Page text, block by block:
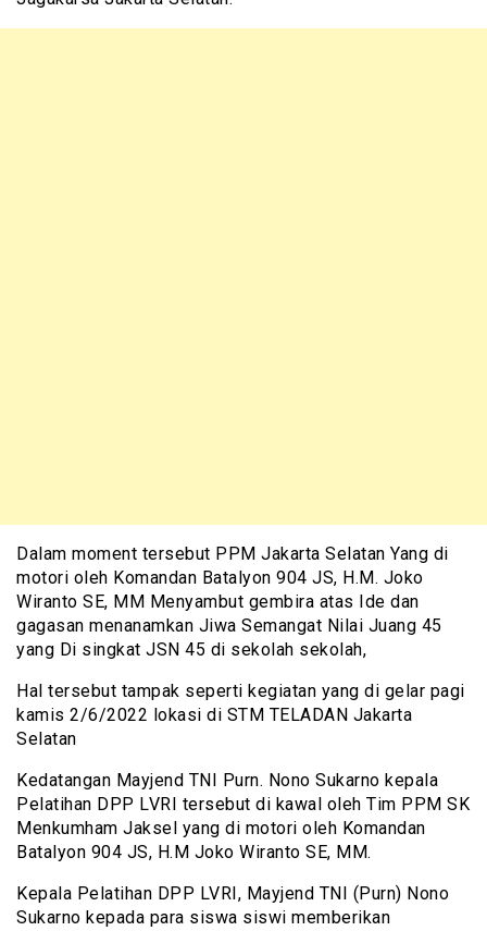
Dalam moment tersebut PPM Jakarta Selatan Yang di
motori oleh Komandan Batalyon 904 JS, H.M. Joko
Wiranto SE, MM Menyambut gembira atas Ide dan
gagasan menanamkan Jiwa Semangat Nilai Juang 45
yang Di singkat JSN 45 di sekolah sekolah,
Hal tersebut tampak seperti kegiatan yang di gelar pagi
kamis 2/6/2022 lokasi di STM TELADAN Jakarta
Selatan
Kedatangan Mayjend TNI Purn. Nono Sukarno kepala
Pelatihan DPP LVRI tersebut di kawal oleh Tim PPM SK
Menkumham Jaksel yang di motori oleh Komandan
Batalyon 904 JS, H.M Joko Wiranto SE, MM.
Kepala Pelatihan DPP LVRI, Mayjend TNI (Purn) Nono
Sukarno kepada para siswa siswi memberikan